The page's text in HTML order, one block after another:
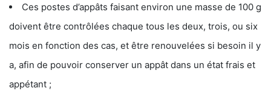
Ces postes d’appâts faisant environ une masse de 100 g
doivent être contrôlées chaque tous les deux, trois, ou six
mois en fonction des cas, et être renouvelées si besoin il y
a, afin de pouvoir conserver un appât dans un état frais et
appétant ;